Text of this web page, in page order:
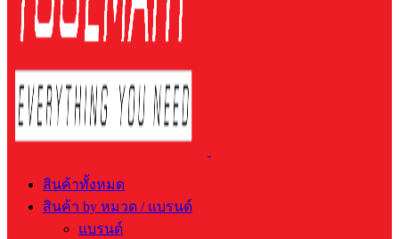
สินค้าทั้งหมด
สินค้า by หมวด / แบรนด์
แบรนด์